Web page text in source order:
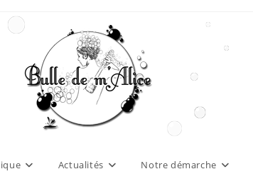
Actualités Notre démarche